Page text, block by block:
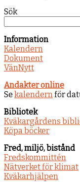
Sök
Information
Kalendern
Dokument
VänNytt
Andakter online
Se kalendernför
Bibliotek
Kväkargårdens
Köpa böcker
Fred, miljö, bistånd
Fredskommittén
Nätverket för klimat
Kväkarhjälpen